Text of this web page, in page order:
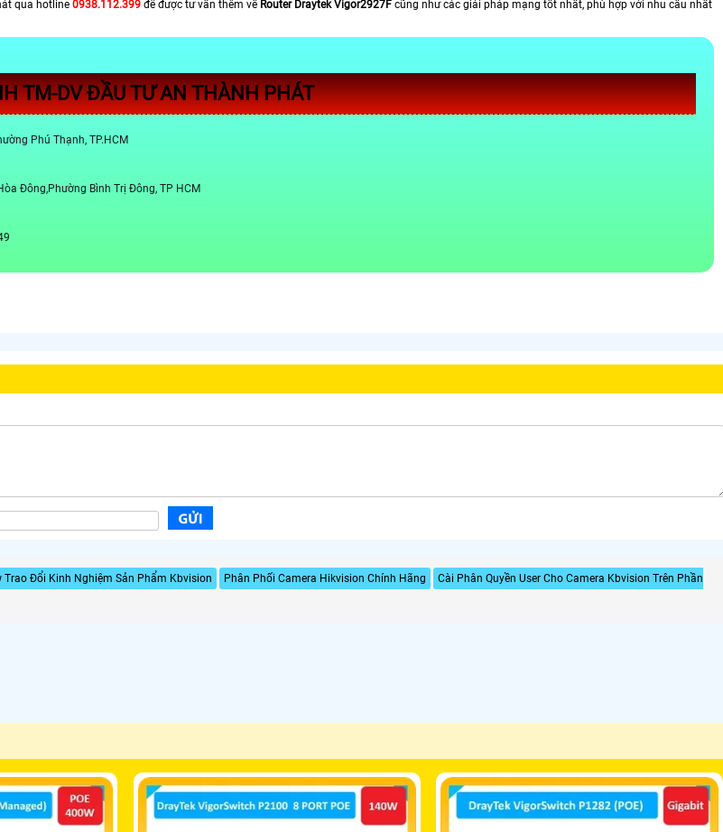
qua hotline 0938.112.399 để được tư vấn thêm về Router Draytek Vigor2927F cũng như các giải pháp mạng tốt nhất, phù hợp với nhu cầu nhất
TM-DV ĐẦU TƯ AN THÀNH PHÁT
Phú Thạnh, TP.HCM
Đông,Phường Bình Trị Đông, TP HCM
Trao Đổi Kinh Nghiệm Sản Phẩm Kbvision Phân Phối Camera Hikvision Chính Hãng
Cài Phân Quyền User Cho Camera Kbvision Trên Phần